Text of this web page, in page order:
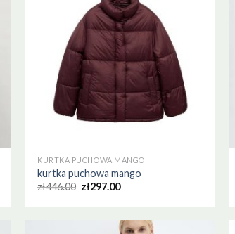
KURTKA PUCHOWA MANGO
kurtka puchowa mango
zł446.00 zł297.00